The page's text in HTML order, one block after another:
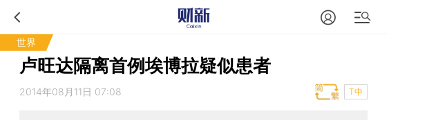
世界
卢旺达隔离首例埃博拉疑似患者
2014年08月11日 07:08 T中